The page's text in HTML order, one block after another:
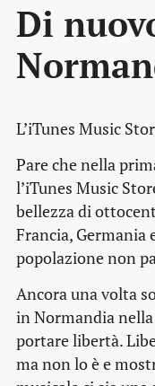
Di
L’iTunes Music
Pare che nella
l’iTunes Music
bellezza di
Francia, Germania
popolazione non
Ancora una volta
in Normandia
portare libertà.
ma non lo è e